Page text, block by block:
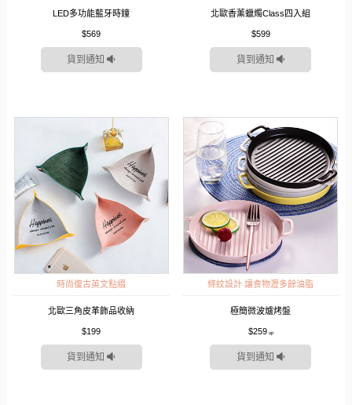
LED多功能藍牙時鐘
$569
貨到通知
北歐香薰蠟燭Class四入組
$599
貨到通知
時尚復古英文點綴
北歐三角皮革飾品收納
$199
貨到通知
條紋設計 讓食物瀝多餘油脂
極簡微波爐烤盤
$259
貨到通知